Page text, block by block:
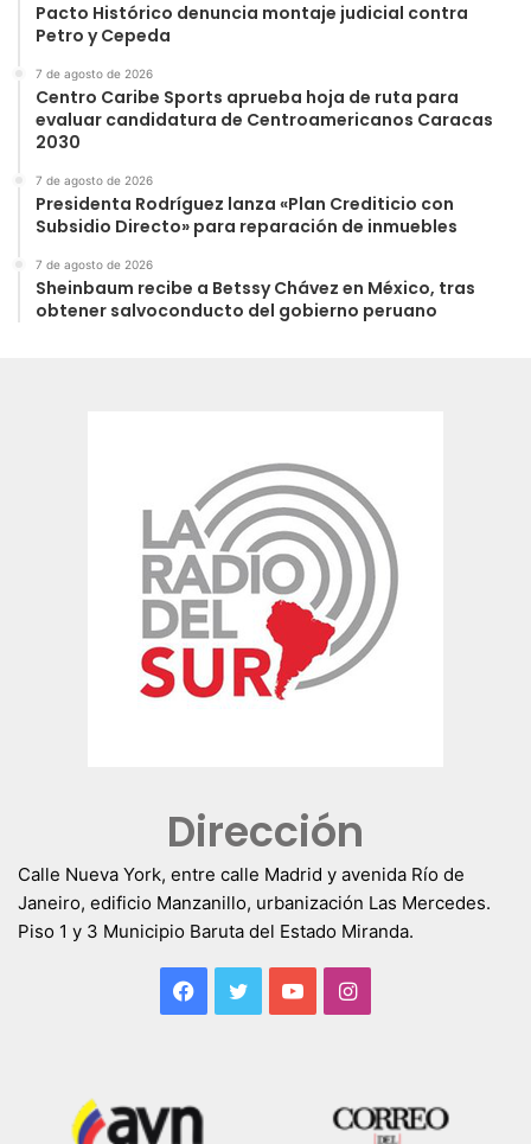
Pacto Histórico denuncia montaje judicial contra
Petro y Cepeda
7 de agosto de 2026
Centro Caribe Sports aprueba hoja de ruta para
evaluar candidatura de Centroamericanos Caracas
2030
7 de agosto de 2026
Presidenta Rodríguez lanza «Plan Crediticio con
Subsidio Directo» para reparación de inmuebles
7 de agosto de 2026
Sheinbaum recibe a Betssy Chávez en México, tras
obtener salvoconducto del gobierno peruano
Dirección
Calle Nueva York, entre calle Madrid y avenida Río de
Janeiro, edificio Manzanillo, urbanización Las Mercedes.
Piso 1 y 3 Municipio Baruta del Estado Miranda.
Facebook
TwitterYouTubeInstagram